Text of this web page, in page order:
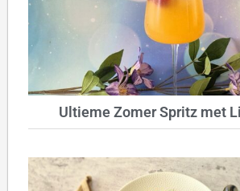
Ultieme Zomer Spritz met